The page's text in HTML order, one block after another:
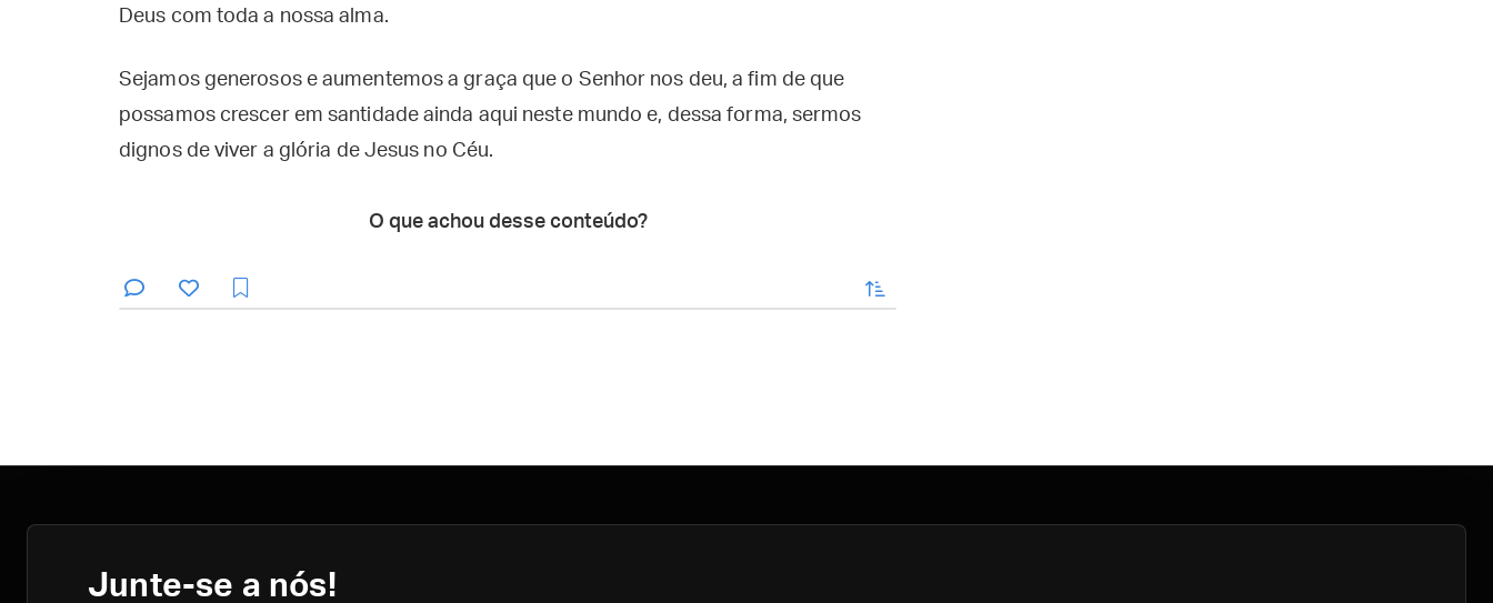
Deus com toda a nossa alma.
Sejamos generosos e aumentemos a graça que o Senhor nos deu, a fim de que
possamos crescer em santidade ainda aqui neste mundo e, dessa forma, sermos
dignos de viver a glória de Jesus no Céu.
O que achou desse conteúdo?
enviar
Junte-se a nós!